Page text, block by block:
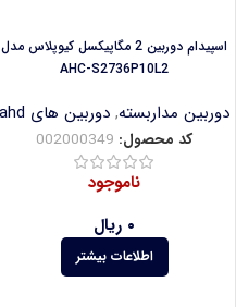
اسپیدام دوربین 2 مگاپیکسل کیوپلاس مدل
AHC-S2736P10L2
دوربین مداربسته, دوربین های ahd
کد محصول: 002000349
ناموجود
۰ ریال
اطلاعات بیشتر